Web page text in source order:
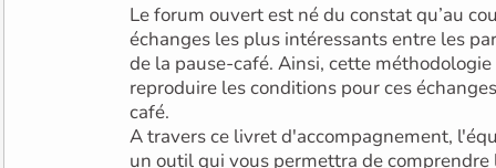
Le forum ouvert est né du constat qu’au
échanges les plus intéressants entre les participant·e·s ont lieu lors
de la pause-café. Ainsi, cette
reproduire les conditions pour ces échanges informels de la pause-
café.
A travers ce livret d'accompagnement,
un outil qui vous permettra de comprendre le déroulement d'un